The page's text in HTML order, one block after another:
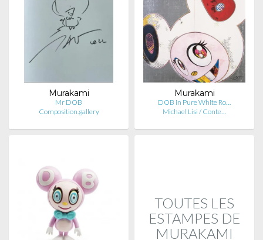
Murakami
Mr DOB
Composition.gallery
Murakami
DOB in Pure White Ro…
Michael Lisi / Conte…
TOUTES LES
ESTAMPES DE
MURAKAMI